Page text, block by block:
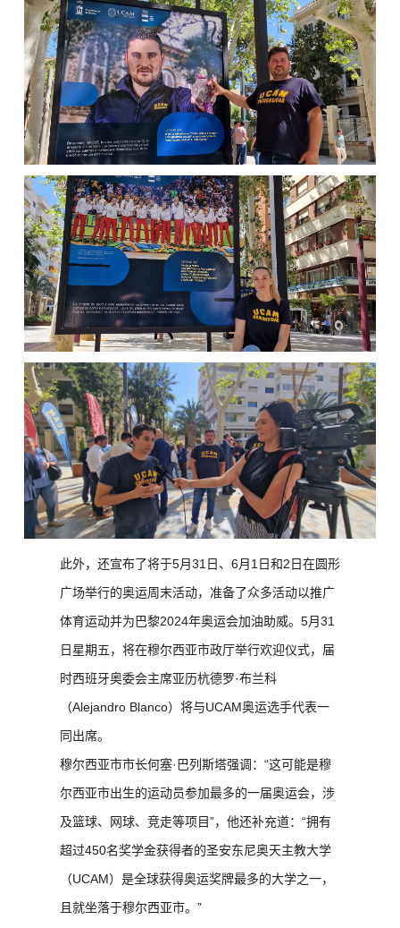
此外，还宣布了将于5月31日、6月1日和2日在圆形
广场举行的奥运周末活动，准备了众多活动以推广
体育运动并为巴黎2024年奥运会加油助威。5月31
日星期五，将在穆尔西亚市政厅举行欢迎仪式，届
时西班牙奥委会主席亚历杭德罗·布兰科
（Alejandro Blanco）将与UCAM奥运选手代表一
同出席。
穆尔西亚市市长何塞·巴列斯塔强调：“这可能是穆
尔西亚市出生的运动员参加最多的一届奥运会，涉
及篮球、网球、竞走等项目”，他还补充道：“拥有
超过450名奖学金获得者的圣安东尼奥天主教大学
（UCAM）是全球获得奥运奖牌最多的大学之一，
且就坐落于穆尔西亚市。”